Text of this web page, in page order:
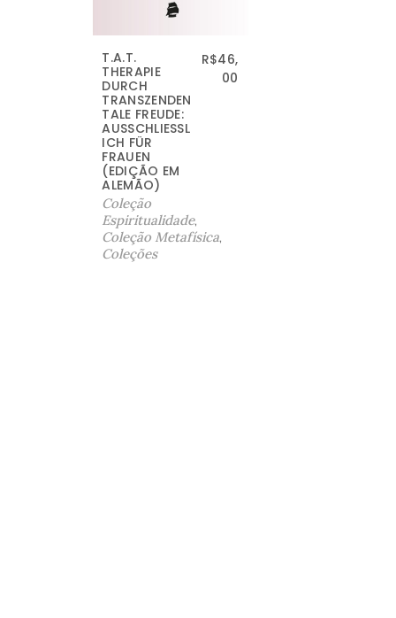
T.A.T.
THERAPIE
DURCH
TRANSZENDEN
TALE FREUDE:
AUSSCHLIESSLI
CH FÜR F
RAUEN (
EDIÇÃO EM A
LEMÃO)
R$46,
00
Coleção
Espiritualidade,
Coleção Metafísica,
Coleções